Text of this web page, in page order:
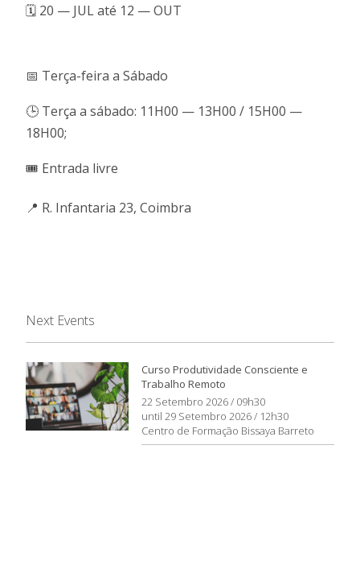
🗓️ 20 — JUL até 12 — OUT
📅 Terça-feira a Sábado
🕒 Terça a sábado: 11H00 — 13H00 / 15H00 —
18H00;
🎟️ Entrada livre
📍 R. Infantaria 23, Coimbra
Next Events
Curso Produtividade Consciente e
Trabalho Remoto
22 Setembro 2026 / 09h30
until 29 Setembro 2026 / 12h30
Centro de Formação Bissaya Barreto